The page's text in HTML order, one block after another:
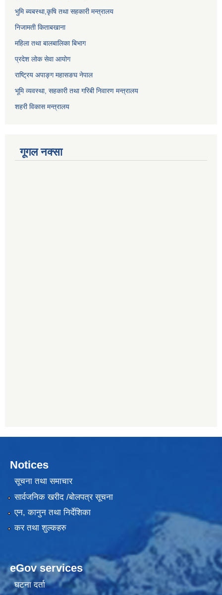
भुमि ब्यबस्था,कृषि तथा सहकारी मन्त्रालय
निजामती किताबखाना
महिला तथा बालबालिका बिभाग
प्रदेश लोक सेवा आयोग
राष्ट्रिय अपाङ्ग महासङघ नेपाल
भूमि व्यवस्था, सहकारी तथा गरिबी निवारण मन्त्रालय
शहरी विकास मन्त्रालय
गूगल नक्सा
Notices
सूचना तथा समाचार
सार्वजनिक खरीद /बोलपत्र सूचना
एन, कानुन तथा निर्देशिका
कर तथा शुल्कहरु
eGov services
घटना दर्ता